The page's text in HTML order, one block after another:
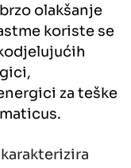
olakšanje
koriste se
za teške